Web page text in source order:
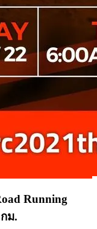
Running
ม.